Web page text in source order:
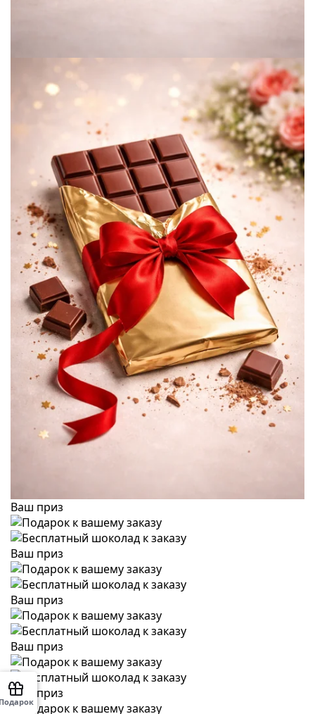
Ваш приз
Ваш приз
Ваш приз
Ваш приз
Ваш приз